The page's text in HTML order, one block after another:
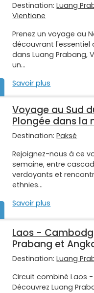
Destination:Luang
Vientiane
Prenez un voyage au
découvrant l'essentiel
dans Luang Prabang,
un...
Savoir plus
Voyage au Sud
Plongée dans la
Destination:Paksé
Rejoignez-nous à ce
semaine, entre
verdoyants et
ethnies...
Savoir plus
Laos -
Prabang et
Destination:Luang
Circuit combiné Laos
Découvrez Luang